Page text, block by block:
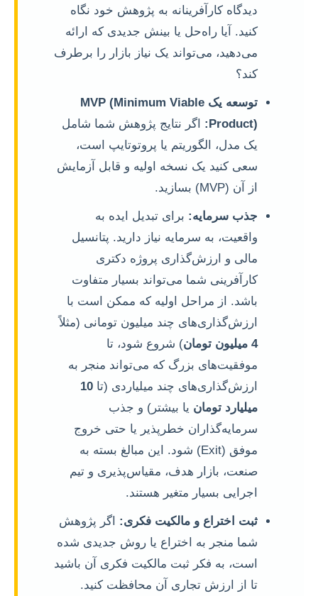
دیدگاه کارآفرینانه به پژوهش خود نگاه
کنید. آیا راه‌حل یا بینش جدیدی که ارائه
می‌دهید، می‌تواند یک نیاز بازار را برطرف
کند؟
توسعه یک MVP (Minimum Viable
Product):
اگر نتایج پژوهش شما شامل
یک مدل، الگوریتم یا پروتوتایپ است،
سعی کنید یک نسخه اولیه و قابل آزمایش
از آن (MVP) بسازید.
جذب سرمایه: برای تبدیل ایده به
واقعیت، به سرمایه نیاز دارید. پتانسیل
مالی و ارزش‌گذاری پروژه دکتری
کارآفرینی شما می‌تواند بسیار متفاوت
باشد. از مراحل اولیه که ممکن است با
ارزش‌گذاری‌های چند میلیون تومانی (مثلاً
4 میلیون تومان
) شروع شود، تا
موفقیت‌های بزرگ که می‌تواند منجر به
ارزش‌گذاری‌های چند میلیاردی (تا 10
میلیارد تومان یا بیشتر) و جذب
سرمایه‌گذاران خطرپذیر یا حتی خروج
موفق (Exit) شود. این مبالغ بسته به
صنعت، بازار هدف، مقیاس‌پذیری و تیم
اجرایی بسیار متغیر هستند.
ثبت اختراع و مالکیت فکری: اگر پژوهش
شما منجر به اختراع یا روش جدیدی شده
است، به فکر ثبت مالکیت فکری آن باشید
تا از ارزش تجاری آن محافظت کنید.